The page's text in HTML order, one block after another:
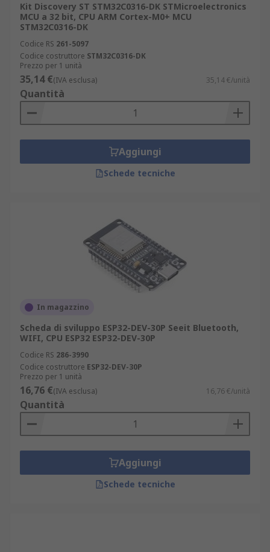
Kit Discovery ST STM32C0316-DK STMicroelectronics
MCU a 32 bit, CPU ARM Cortex-M0+ MCU
STM32C0316-DK
Codice RS 261-5097
Codice costruttore STM32C0316-DK
Prezzo per 1 unità
35,14 €(IVA esclusa) 35,14 €/unità
Quantità
Aggiungi
Schede tecniche
In magazzino
Scheda di sviluppo ESP32-DEV-30P Seeit Bluetooth,
WIFI, CPU ESP32 ESP32-DEV-30P
Codice RS 286-3990
Codice costruttore ESP32-DEV-30P
Prezzo per 1 unità
16,76 €(IVA esclusa) 16,76 €/unità
Quantità
Aggiungi
Schede tecniche